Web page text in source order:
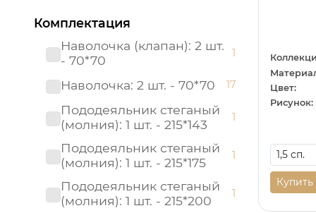
Сувениры
Фрукты 0
Комплектация
Наволочка (клапан): 2 шт.
- 70*70
1
Наволочка: 2 шт. - 70*70 17
Пододеяльник стеганый
(молния): 1 шт. - 215*143
1
Пододеяльник стеганый
(молния): 1 шт. - 215*175
1
Пододеяльник стеганый
(молния): 1 шт. - 215*200
1
Цвет:
Рисунок:
Купить